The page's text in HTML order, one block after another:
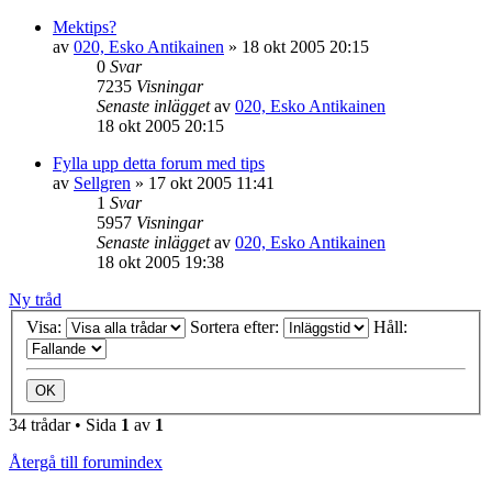
Mektips?
av 020, Esko Antikainen » 18 okt 2005 20:15
0 Svar
7235 Visningar
Senaste inläggetav 020, Esko Antikainen
18 okt 2005 20:15
Fylla upp detta forum med tips
av Sellgren » 17 okt 2005 11:41
1 Svar
5957 Visningar
Senaste inläggetav 020, Esko Antikainen
18 okt 2005 19:38
Ny tråd
Visa:
Sortera efter: Håll:
34 trådar • Sida 1 av 1
Återgå till forumindex